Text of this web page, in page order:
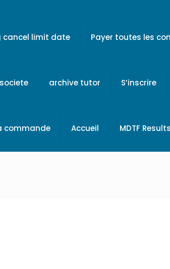
cancel limit date Payer toutes les
archive tutor S’inscrire
commande Accueil MDTF